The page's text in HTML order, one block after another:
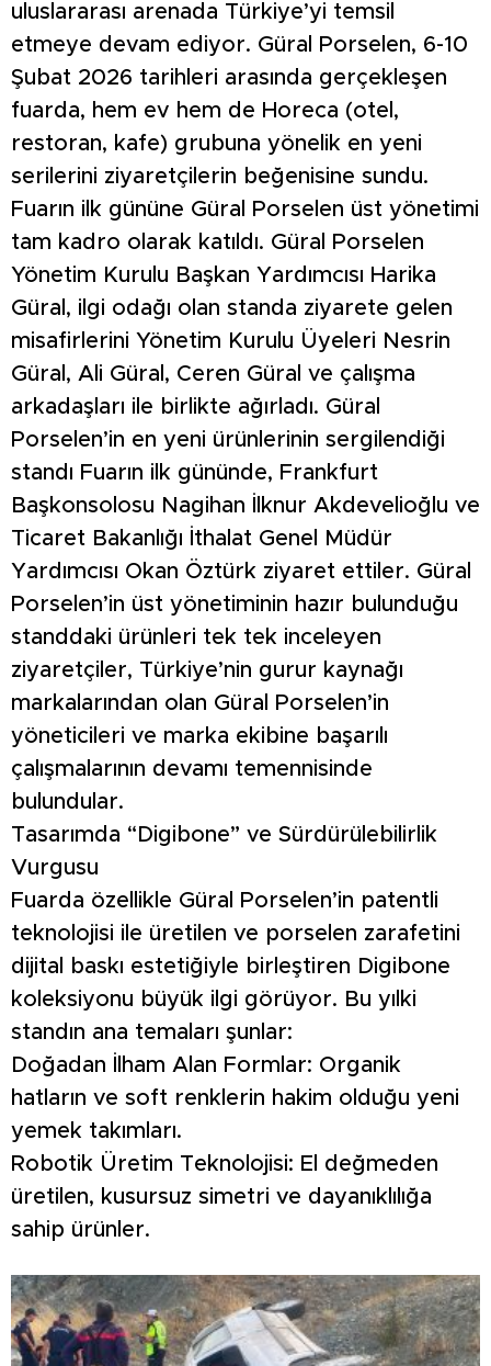
uluslararası arenada Türkiye’yi temsil
etmeye devam ediyor. Güral Porselen, 6-10
Şubat 2026 tarihleri arasında gerçekleşen
fuarda, hem ev hem de Horeca (otel,
restoran, kafe) grubuna yönelik en yeni
serilerini ziyaretçilerin beğenisine sundu.
Fuarın ilk gününe Güral Porselen üst yönetimi
tam kadro olarak katıldı. Güral Porselen
Yönetim Kurulu Başkan Yardımcısı Harika
Güral, ilgi odağı olan standa ziyarete gelen
misafirlerini Yönetim Kurulu Üyeleri Nesrin
Güral, Ali Güral, Ceren Güral ve çalışma
arkadaşları ile birlikte ağırladı. Güral
Porselen’in en yeni ürünlerinin sergilendiği
standı Fuarın ilk gününde, Frankfurt
Başkonsolosu Nagihan İlknur Akdevelioğlu ve
Ticaret Bakanlığı İthalat Genel Müdür
Yardımcısı Okan Öztürk ziyaret ettiler. Güral
Porselen’in üst yönetiminin hazır bulunduğu
standdaki ürünleri tek tek inceleyen
ziyaretçiler, Türkiye’nin gurur kaynağı
markalarından olan Güral Porselen’in
yöneticileri ve marka ekibine başarılı
çalışmalarının devamı temennisinde
bulundular.
Tasarımda “Digibone” ve Sürdürülebilirlik
Vurgusu
Fuarda özellikle Güral Porselen’in patentli
teknolojisi ile üretilen ve porselen zarafetini
dijital baskı estetiğiyle birleştiren Digibone
koleksiyonu büyük ilgi görüyor. Bu yılki
standın ana temaları şunlar:
Doğadan İlham Alan Formlar: Organik
hatların ve soft renklerin hakim olduğu yeni
yemek takımları.
Robotik Üretim Teknolojisi: El değmeden
üretilen, kusursuz simetri ve dayanıklılığa
sahip ürünler.